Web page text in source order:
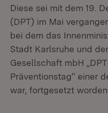
Diese sei mit dem 19.
(DPT) im Mai
bei dem das
Stadt Karlsruhe und
Gesellschaft mbH
Präventionstag“ einer
war, fortgesetzt worden.